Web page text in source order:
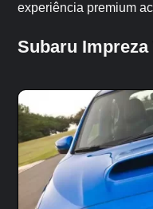
experiência premium
Subaru Impreza